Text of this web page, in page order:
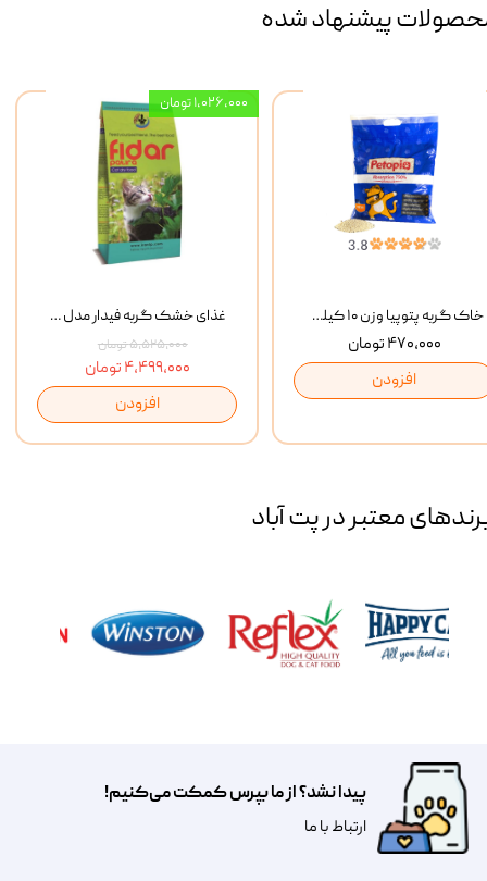
پیشنهاد شده
غذای خشک گربه فیدار مدل Adult وزن 10 کیلوگرم
۵,۵۲۵,۰۰۰ تومان
۴,۴۹۹,۰۰۰ تومان
افزودن
۱,۰۲۶,۰۰۰ تومان
خاک گربه پتوپیا وزن ۱۰ کیلوگرم
۴۷۰,۰۰۰ تومان
افزودن
معتبر در پت آباد
پیدا نشد؟ از ما بپرس کمکت می‌کنیم!
​​​ارتباط با ما